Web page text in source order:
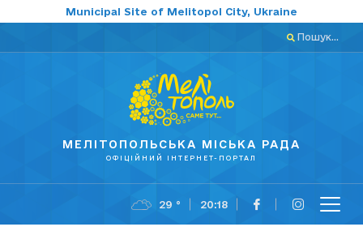
Municipal Site of Melitopol City, Ukraine
Пошук...
МЕЛІТОПОЛЬСЬКА МІСЬКА РАДА
ОФІЦІЙНИЙ ІНТЕРНЕТ-ПОРТАЛ
29 ° 20:18